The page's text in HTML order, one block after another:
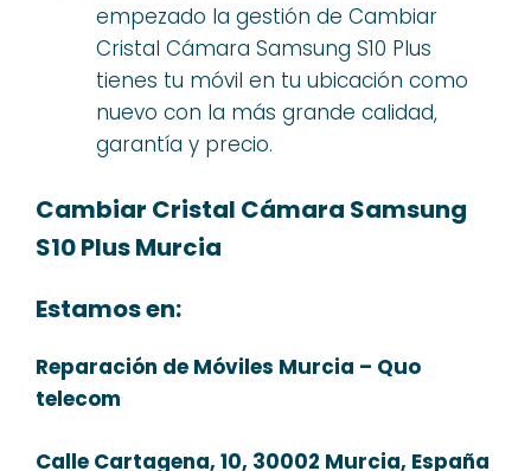
empezado la gestión de Cambiar
Cristal Cámara Samsung S10 Plus
tienes tu móvil en tu ubicación como
nuevo con la más grande calidad,
garantía y precio.
Cambiar Cristal Cámara Samsung
S10 Plus Murcia
Estamos en:
Reparación de Móviles Murcia – Quo
telecom
Calle Cartagena, 10, 30002 Murcia, España